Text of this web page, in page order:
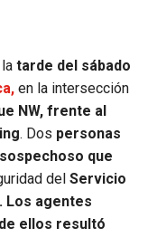
tarde del sábado
en la intersección
NW, frente al
. Dos personas
que
del Servicio
Los agentes
ellos resultó